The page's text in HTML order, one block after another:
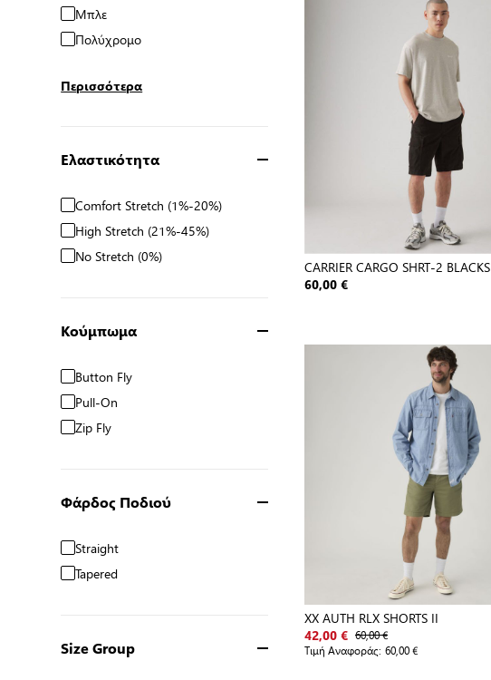
Μπλε
Πολύχρομο
Περισσότερα
Ελαστικότητα
Comfort Stretch (1%-20%)
High Stretch (21%-45%)
No Stretch (0%)
Κούμπωμα
Button Fly
Pull-On
Zip Fly
Φάρδος Ποδιού
Straight
Tapered
Size Group
CARRIER CARGO SHRT-2 BLACKS
60,00 €
XX AUTH RLX SHORTS II
42,00 € 60,00 €
Τιμή Αναφοράς: 60,00 €